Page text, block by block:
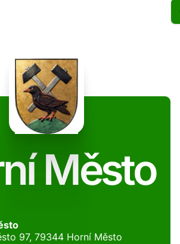
Město
97, 79344 Horní Město